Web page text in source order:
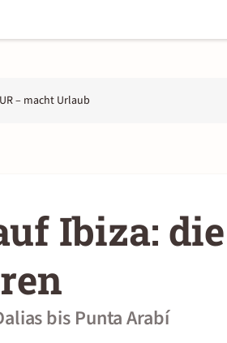
– macht Urlaub
Ibiza:
bis Punta Arabí